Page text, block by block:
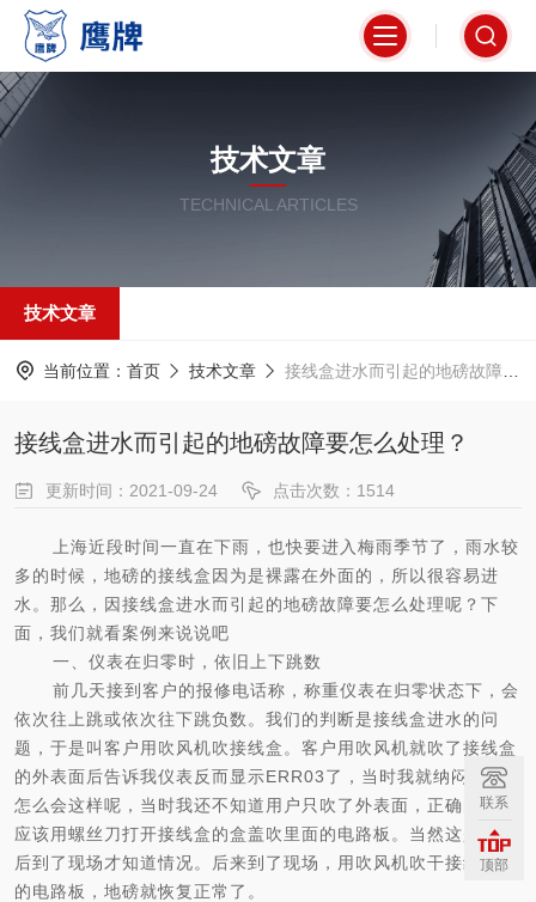
技术文章
TECHNICAL ARTICLES
技术文章
当前位置： 首页 技术文章 接线盒进水而引起的地磅故障要怎么处理？
接线盒进水而引起的地磅故障要怎么处理？
更新时间：2021-09-24 点击次数：1514
上海近段时间一直在下雨，也快要进入梅雨季节了，雨水较
多的时候，地磅的接线盒因为是裸露在外面的，所以很容易进
水。那么，因接线盒进水而引起的地磅故障要怎么处理呢？下
面，我们就看案例来说说吧
一、仪表在归零时，依旧上下跳数
前几天接到客户的报修电话称， 称重仪表在归零状态下，会
依次往上跳或依次往下跳负数。 我们的判断是接线盒进水的问
题，于是叫 客户 用吹风机吹接线盒。 客户 用吹风机就吹了接线盒
的外表面后告诉我仪表反而显示ERR03了，当时我就纳闷了，
怎么会这样呢，当时我还不知道用户只吹了外表面，正确的做法
应该用螺丝刀打开接线盒的盒盖吹里面的电路板。当然这是我事
后到了现场才知道情况。后来到了现场，用吹风机吹干接线盒里
的电路板，地磅就恢复正常了。
联系
顶部